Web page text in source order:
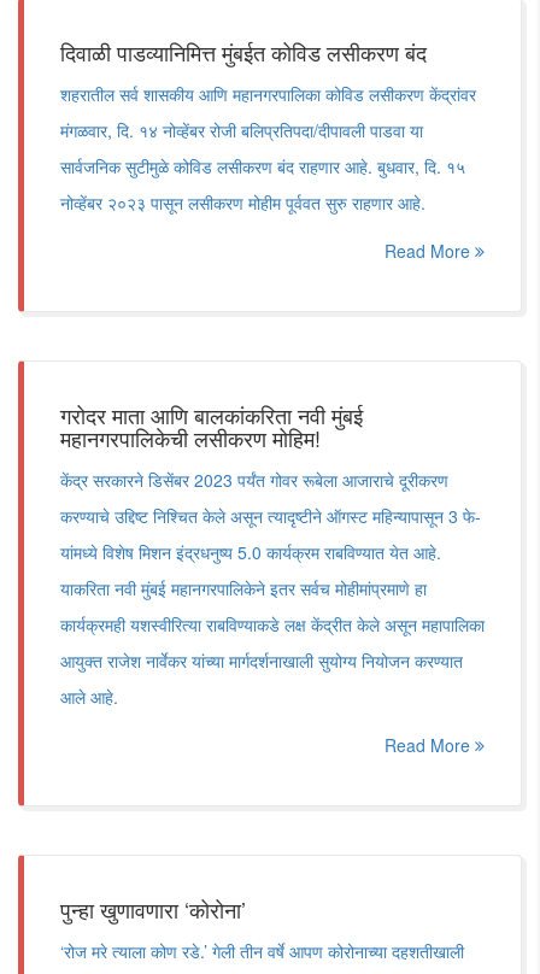
दिवाळी पाडव्यानिमित्त मुंबईत कोविड लसीकरण बंद
शहरातील सर्व शासकीय आणि महानगरपालिका कोविड लसीकरण केंद्रांवर
मंगळवार, दि. १४ नोव्हेंबर रोजी बलिप्रतिपदा/दीपावली पाडवा या
सार्वजनिक सुटीमुळे कोविड लसीकरण बंद राहणार आहे. बुधवार, दि. १५
नोव्हेंबर २०२३ पासून लसीकरण मोहीम पूर्ववत सुरु राहणार आहे.
Read More
गरोदर माता आणि बालकांकरिता नवी मुंबई
महानगरपालिकेची लसीकरण मोहिम!
केंद्र सरकारने डिसेंबर 2023 पर्यंत गोवर रूबेला आजाराचे दूरीकरण
करण्याचे उद्दिष्ट निश्चित केले असून त्यादृष्टीने ऑगस्ट महिन्यापासून 3 फे-
यांमध्ये विशेष मिशन इंद्रधनुष्य 5.0 कार्यक्रम राबविण्यात येत आहे.
याकरिता नवी मुंबई महानगरपालिकेने इतर सर्वच मोहीमांप्रमाणे हा
कार्यक्रमही यशस्वीरित्या राबविण्याकडे लक्ष केंद्रीत केले असून महापालिका
आयुक्त राजेश नार्वेकर यांच्या मार्गदर्शनाखाली सुयोग्य नियोजन करण्यात
आले आहे.
Read More
पुन्हा खुणावणारा ‘कोरोना’
‘रोज मरे त्याला कोण रडे.’ गेली तीन वर्षे आपण कोरोनाच्या दहशतीखाली